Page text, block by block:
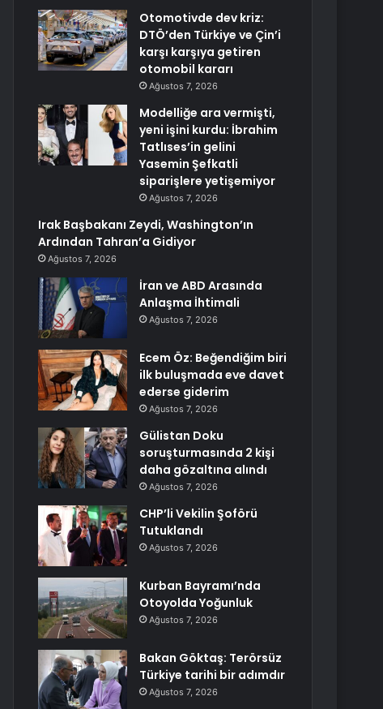
Otomotivde dev kriz:
DTÖ’den Türkiye ve Çin’i
karşı karşıya getiren
otomobil kararı
Ağustos 7, 2026
Modelliğe ara vermişti,
yeni işini kurdu: İbrahim
Tatlıses’in gelini
Yasemin Şefkatli
siparişlere yetişemiyor
Ağustos 7, 2026
Irak Başbakanı Zeydi, Washington’ın
Ardından Tahran’a Gidiyor
Ağustos 7, 2026
İran ve ABD Arasında
Anlaşma İhtimali
Ağustos 7, 2026
Ecem Öz: Beğendiğim biri
ilk buluşmada eve davet
ederse giderim
Ağustos 7, 2026
Gülistan Doku
soruşturmasında 2 kişi
daha gözaltına alındı
Ağustos 7, 2026
CHP’li Vekilin Şoförü
Tutuklandı
Ağustos 7, 2026
Kurban Bayramı’nda
Otoyolda Yoğunluk
Ağustos 7, 2026
Bakan Göktaş: Terörsüz
Türkiye tarihi bir adımdır
Ağustos 7, 2026